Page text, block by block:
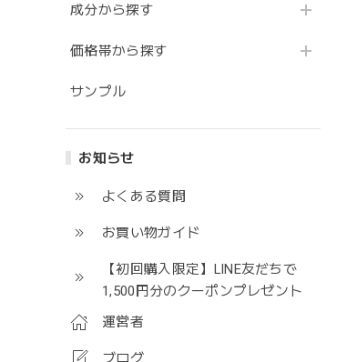
成分から探す
価格帯から探す
サンプル
お知らせ
よくある質問
お買い物ガイド
【初回購入限定】LINE友だちで
1,500円分のクーポンプレゼント
運営者
ブログ